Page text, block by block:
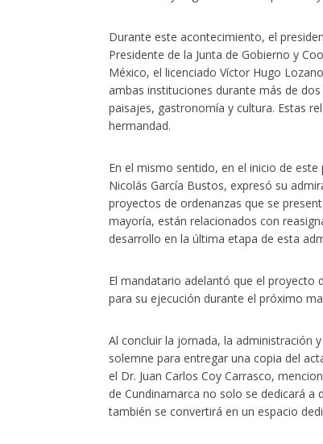
Durante este acontecimiento, el
Presidente de la Junta de Gobierno y
México, el licenciado Víctor Hugo
ambas instituciones durante más de
paisajes, gastronomía y cultura. Estas
hermandad.
En el mismo sentido, en el inicio de
Nicolás García Bustos, expresó su
proyectos de ordenanzas que se
mayoría, están relacionados con
desarrollo en la última etapa de esta
El mandatario adelantó que el proyecto
para su ejecución durante el próximo
Al concluir la jornada, la administración
solemne para entregar una copia del
el Dr. Juan Carlos Coy Carrasco,
de Cundinamarca no solo se dedicará
también se convertirá en un espacio